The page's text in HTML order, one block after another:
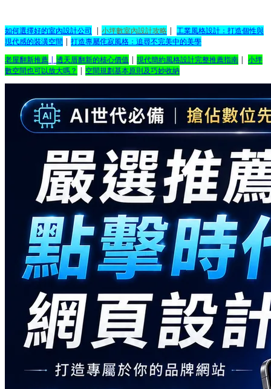
如何選擇好的室內設計公司 | 小坪數室內設計攻略 | 工業風格設計：打造個性與
現代感的裝潢空間 | 打造專屬侘寂風格：追尋不完美中的美學
老屋翻新推薦 | 透天厝翻新的核心價值 | 現代簡約風格設計完整推薦指南 | 小坪
數空間也可以放大嗎？ | 空間規劃基本原則及巧妙收納